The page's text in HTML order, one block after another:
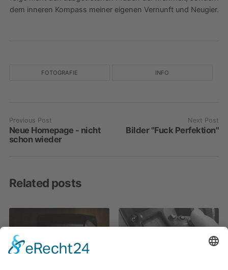
dem inneren Kompass meiner eigenen Vernunft und Neugier.
FOTOGRAFIE INFO
Previous Post
Neue Homepage - nicht
schon wieder
Next Post
Bilder "Fuck Perfektion"
Related posts